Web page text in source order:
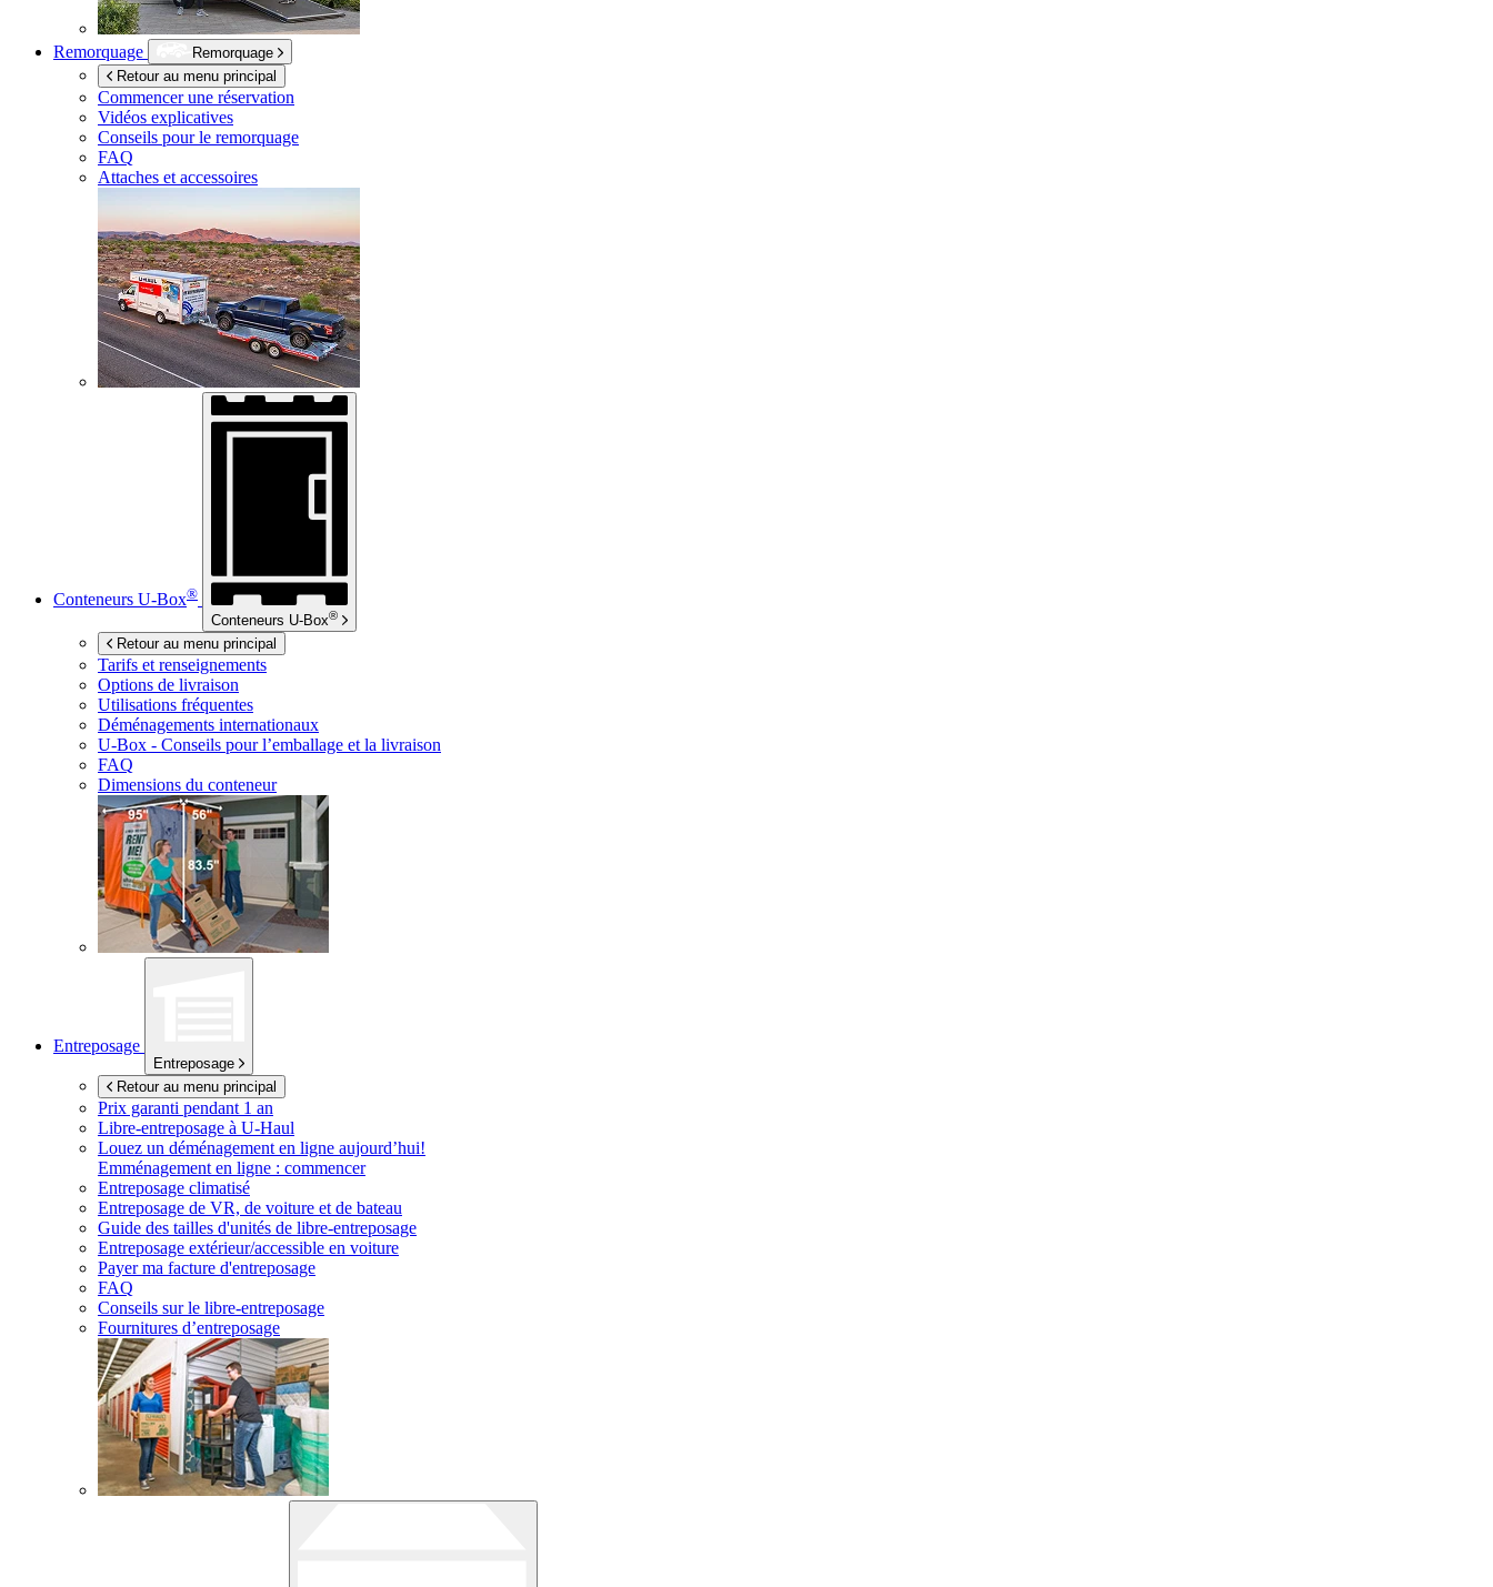
Remorquage
Remorquage
Retour au menu principal
Commencer une réservation
Vidéos explicatives
Conseils pour le remorquage
FAQ
Attaches et accessoires
Conteneurs U-Box®
Conteneurs U-Box®
Retour au menu principal
Tarifs et renseignements
Options de livraison
Utilisations fréquentes
Déménagements internationaux
U-Box - Conseils pour l’emballage et la livraison
FAQ
Dimensions du conteneur
Entreposage
Entreposage
Retour au menu principal
Prix garanti pendant 1 an
Libre-entreposage à U-Haul
Louez un déménagement en ligne aujourd’hui!
Emménagement en ligne : commencer
Entreposage climatisé
Entreposage de VR, de voiture et de bateau
Guide des tailles d'unités de libre-entreposage
Entreposage extérieur/accessible en voiture
Payer ma facture d'entreposage
FAQ
Conseils sur le libre-entreposage
Fournitures d’entreposage